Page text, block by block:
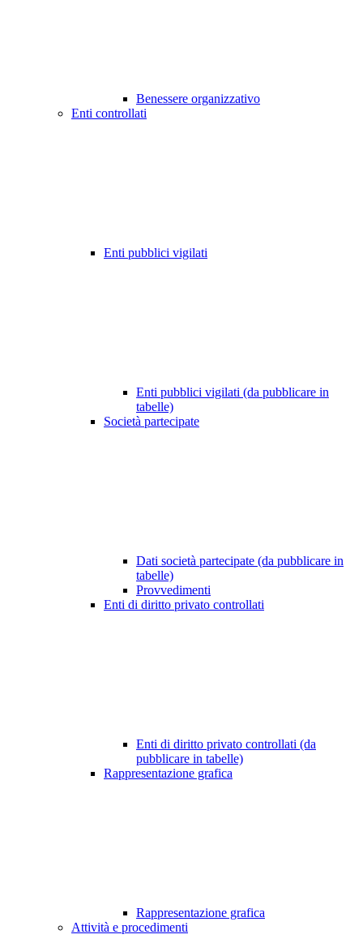
Benessere organizzativo
Enti controllati
Enti pubblici vigilati
Enti pubblici vigilati (da pubblicare in
tabelle)
Società partecipate
Dati società partecipate (da pubblicare in
tabelle)
Provvedimenti
Enti di diritto privato controllati
Enti di diritto privato controllati (da
pubblicare in tabelle)
Rappresentazione grafica
Rappresentazione grafica
Attività e procedimenti